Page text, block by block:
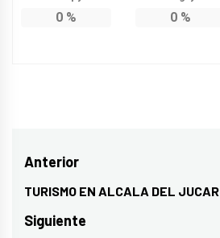
0% 0%
Navegación
de
entradas
Anterior
Entrada
anterior:
TURISMO EN ALCALA DEL JUCAR
Siguiente